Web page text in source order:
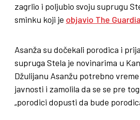
zagrlio i poljubio svoju suprugu
sminku koji je objavio The
Asanža su dočekali porodica i
supruga Stela je novinarima u
Džulijanu Asanžu potrebno
javnosti i zamolila da se se pre
„porodici dopusti da bude